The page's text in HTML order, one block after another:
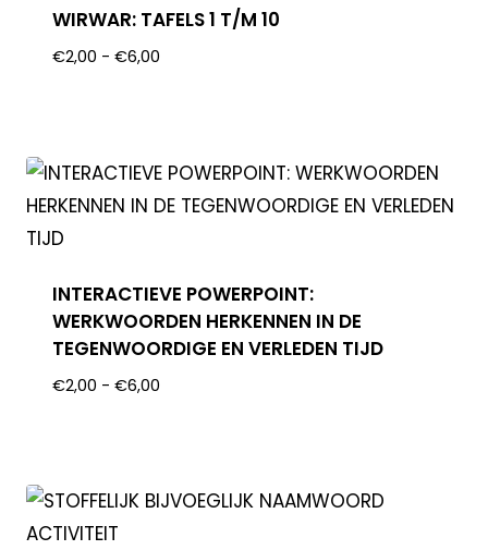
WIRWAR: TAFELS 1 T/M 10
€2,00 - €6,00
INTERACTIEVE POWERPOINT:
WERKWOORDEN HERKENNEN IN DE
TEGENWOORDIGE EN VERLEDEN TIJD
€2,00 - €6,00